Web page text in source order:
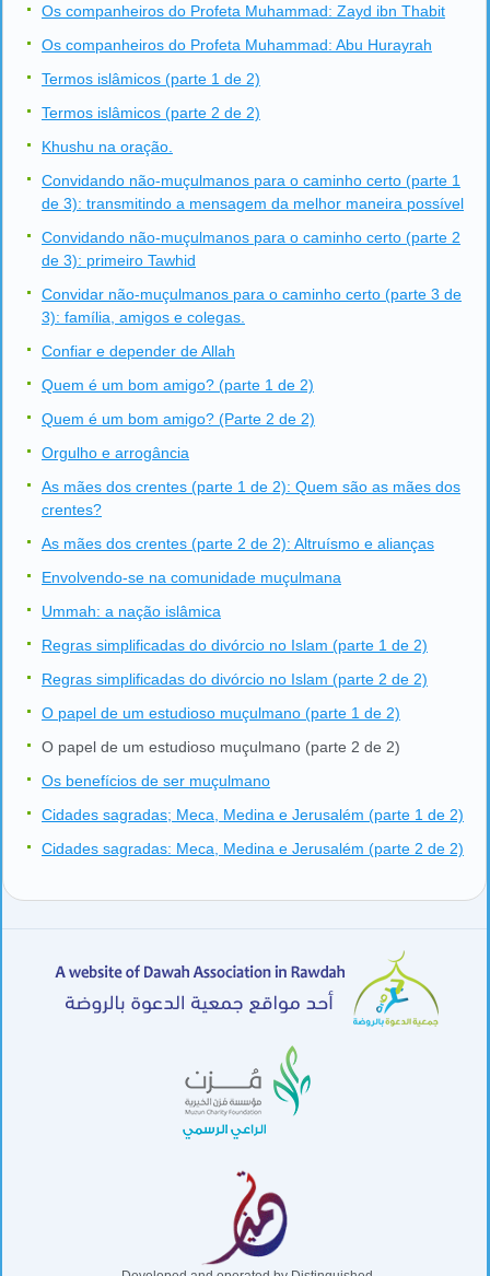
Os companheiros do Profeta Muhammad: Zayd ibn Thabit
Os companheiros do Profeta Muhammad: Abu Hurayrah
Termos islâmicos (parte 1 de 2)
Termos islâmicos (parte 2 de 2)
Khushu na oração.
Convidando não-muçulmanos para o caminho certo (parte 1
de 3): transmitindo a mensagem da melhor maneira possível
Convidando não-muçulmanos para o caminho certo (parte 2
de 3): primeiro Tawhid
Convidar não-muçulmanos para o caminho certo (parte 3 de
3): família, amigos e colegas.
Confiar e depender de Allah
Quem é um bom amigo? (parte 1 de 2)
Quem é um bom amigo? (Parte 2 de 2)
Orgulho e arrogância
As mães dos crentes (parte 1 de 2): Quem são as mães dos
crentes?
As mães dos crentes (parte 2 de 2): Altruísmo e alianças
Envolvendo-se na comunidade muçulmana
Ummah: a nação islâmica
Regras simplificadas do divórcio no Islam (parte 1 de 2)
Regras simplificadas do divórcio no Islam (parte 2 de 2)
O papel de um estudioso muçulmano (parte 1 de 2)
O papel de um estudioso muçulmano (parte 2 de 2)
Os benefícios de ser muçulmano
Cidades sagradas; Meca, Medina e Jerusalém (parte 1 de 2)
Cidades sagradas: Meca, Medina e Jerusalém (parte 2 de 2)